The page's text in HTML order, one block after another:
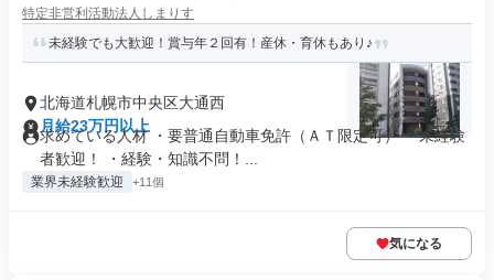
特定非営利活動法人しまりす
未経験でも大歓迎！賞与年２回有！産休・育休もあり♪
北海道札幌市中央区大通西
月給23万円以上
求めている人材 ・要普通自動車免許（ＡＴ限定可） ・未経験
者歓迎！ ・経験・知識不問！...
業界未経験歓迎 +11個
気になる